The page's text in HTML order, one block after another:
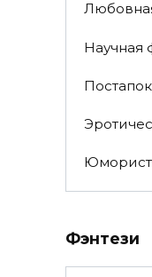
Научная
Фэнтези